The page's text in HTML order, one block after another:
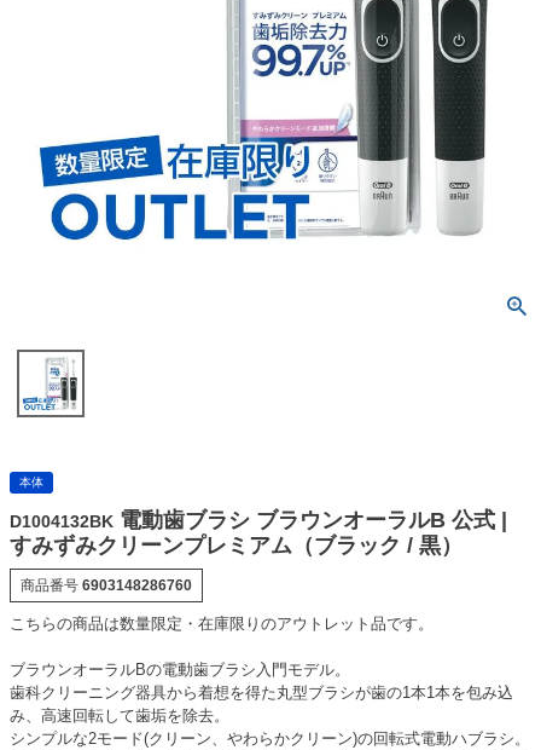
本体
D1004132BK 電動歯ブラシ ブラウンオーラルB 公式 |
すみずみクリーンプレミアム（ブラック / 黒）
商品番号 6903148286760
こちらの商品は数量限定・在庫限りのアウトレット品です。
ブラウンオーラルBの電動歯ブラシ入門モデル。
歯科クリーニング器具から着想を得た丸型ブラシが歯の1本1本を包み込
み、高速回転して歯垢を除去。
シンプルな2モード(クリーン、やわらかクリーン)の回転式電動ハブラシ。